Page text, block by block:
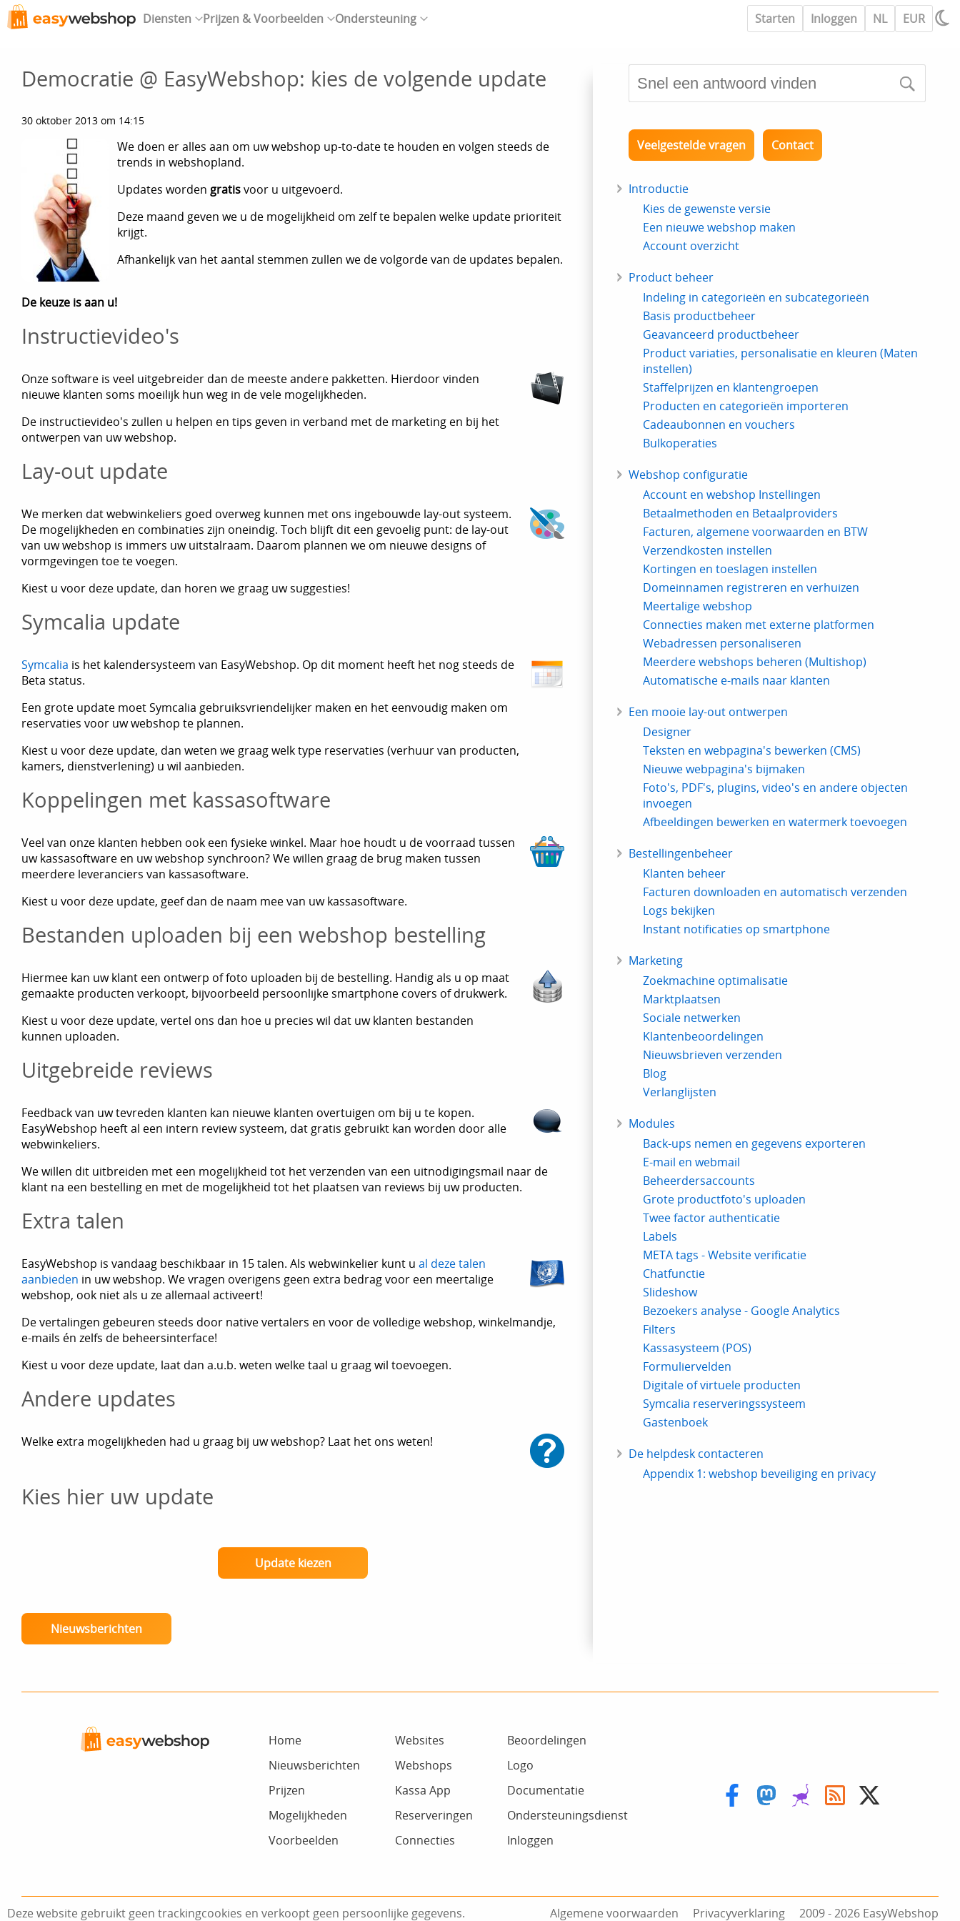
Diensten Prijzen & Voorbeelden Ondersteuning Starten Inloggen NL EUR
Democratie @ EasyWebshop: kies de volgende update
30 oktober 2013 om 14:15
We doen er alles aan om uw webshop up-to-date te houden en volgen steeds de
trends in webshopland.
Updates worden gratisvoor u uitgevoerd.
Deze maand geven we u de mogelijkheid om zelf te bepalen welke update prioriteit
krijgt.
Afhankelijk van het aantal stemmen zullen we de volgorde van de updates bepalen.
De keuze is aan u!
Instructievideo's
Onze software is veel uitgebreider dan de meeste andere pakketten. Hierdoor vinden
nieuwe klanten soms moeilijk hun weg in de vele mogelijkheden.
De instructievideo's zullen u helpen en tips geven in verband met de marketing en bij het
ontwerpen van uw webshop.
Lay-out update
We merken dat webwinkeliers goed overweg kunnen met ons ingebouwde lay-out systeem.
De mogelijkheden en combinaties zijn oneindig. Toch blijft dit een gevoelig punt: de lay-out
van uw webshop is immers uw uitstalraam. Daarom plannen we om nieuwe designs of
vormgevingen toe te voegen.
Kiest u voor deze update, dan horen we graag uw suggesties!
Symcalia update
Symcalia is het kalendersysteem van EasyWebshop. Op dit moment heeft het nog steeds de
Beta status.
Een grote update moet Symcalia gebruiksvriendelijker maken en het eenvoudig maken om
reservaties voor uw webshop te plannen.
Kiest u voor deze update, dan weten we graag welk type reservaties (verhuur van producten,
kamers, dienstverlening) u wil aanbieden.
Koppelingen met kassasoftware
Veel van onze klanten hebben ook een fysieke winkel. Maar hoe houdt u de voorraad tussen
uw kassasoftware en uw webshop synchroon? We willen graag de brug maken tussen
meerdere leveranciers van kassasoftware.
Kiest u voor deze update, geef dan de naam mee van uw kassasoftware.
Bestanden uploaden bij een webshop bestelling
Hiermee kan uw klant een ontwerp of foto uploaden bij de bestelling. Handig als u op maat
gemaakte producten verkoopt, bijvoorbeeld persoonlijke smartphone covers of drukwerk.
Kiest u voor deze update, vertel ons dan hoe u precies wil dat uw klanten bestanden
kunnen uploaden.
Uitgebreide reviews
Feedback van uw tevreden klanten kan nieuwe klanten overtuigen om bij u te kopen.
EasyWebshop heeft al een intern review systeem, dat gratis gebruikt kan worden door alle
webwinkeliers.
We willen dit uitbreiden met een mogelijkheid tot het verzenden van een uitnodigingsmail naar de
klant na een bestelling en met de mogelijkheid tot het plaatsen van reviews bij uw producten.
Extra talen
EasyWebshop is vandaag beschikbaar in 15 talen. Als webwinkelier kunt u al deze talen
aanbieden in uw webshop. We vragen overigens geen extra bedrag voor een meertalige
webshop, ook niet als u ze allemaal activeert!
De vertalingen gebeuren steeds door native vertalers en voor de volledige webshop, winkelmandje,
e-mails én zelfs de beheersinterface!
Kiest u voor deze update, laat dan a.u.b. weten welke taal u graag wil toevoegen.
Andere updates
Welke extra mogelijkheden had u graag bij uw webshop? Laat het ons weten!
Kies hier uw update
Update kiezen
Nieuwsberichten
Veelgestelde vragen Contact
Introductie
Kies de gewenste versie
Een nieuwe webshop maken
Account overzicht
Product beheer
Indeling in categorieën en subcategorieën
Basis productbeheer
Geavanceerd productbeheer
Product variaties, personalisatie en kleuren (Maten
instellen)
Staffelprijzen en klantengroepen
Producten en categorieën importeren
Cadeaubonnen en vouchers
Bulkoperaties
Webshop configuratie
Account en webshop Instellingen
Betaalmethoden en Betaalproviders
Facturen, algemene voorwaarden en BTW
Verzendkosten instellen
Kortingen en toeslagen instellen
Domeinnamen registreren en verhuizen
Meertalige webshop
Connecties maken met externe platformen
Webadressen personaliseren
Meerdere webshops beheren (Multishop)
Automatische e-mails naar klanten
Een mooie lay-out ontwerpen
Designer
Teksten en webpagina's bewerken (CMS)
Nieuwe webpagina's bijmaken
Foto's, PDF's, plugins, video's en andere objecten
invoegen
Afbeeldingen bewerken en watermerk toevoegen
Bestellingenbeheer
Klanten beheer
Facturen downloaden en automatisch verzenden
Logs bekijken
Instant notificaties op smartphone
Marketing
Zoekmachine optimalisatie
Marktplaatsen
Sociale netwerken
Klantenbeoordelingen
Nieuwsbrieven verzenden
Blog
Verlanglijsten
Modules
Back-ups nemen en gegevens exporteren
E-mail en webmail
Beheerdersaccounts
Grote productfoto's uploaden
Twee factor authenticatie
Labels
META tags - Website verificatie
Chatfunctie
Slideshow
Bezoekers analyse - Google Analytics
Filters
Kassasysteem (POS)
Formuliervelden
Digitale of virtuele producten
Symcalia reserveringssysteem
Gastenboek
De helpdesk contacteren
Appendix 1: webshop beveiliging en privacy
Home
Nieuwsberichten
Prijzen
Mogelijkheden
Voorbeelden
Websites
Webshops
Kassa App
Reserveringen
Connecties
Beoordelingen
Logo
Documentatie
Ondersteuningsdienst
Inloggen
Deze website gebruikt geen trackingcookies en verkoopt geen persoonlijke gegevens. Algemene voorwaarden Privacyverklaring 2009 ‑ 2026 EasyWebshop